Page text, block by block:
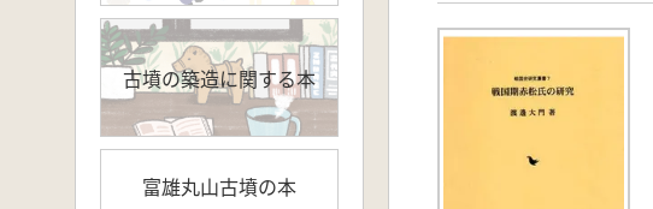
古墳の築造に関する本
富雄丸山古墳の本